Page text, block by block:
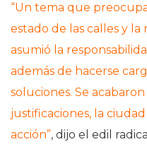
“Un tema que
estado de las calles y
asumió la
además de hacerse
soluciones. Se
justificaciones, la
acción”, dijo el edil